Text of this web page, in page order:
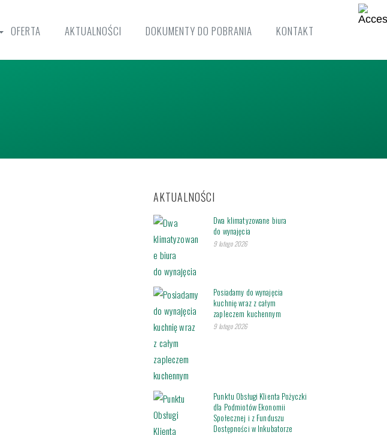
OFERTA AKTUALNOŚCI DOKUMENTY DO POBRANIA KONTAKT
AKTUALNOŚCI
Dwa klimatyzowane biura
do wynajęcia
9 lutego 2026
Posiadamy do wynajęcia
kuchnię wraz z całym
zapleczem kuchennym
9 lutego 2026
Punktu Obsługi Klienta Pożyczki
dla Podmiotów Ekonomii
Społecznej i z Funduszu
Dostępności w Inkubatorze